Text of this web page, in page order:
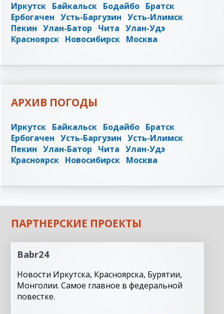
Иркутск Байкальск Бодайбо Братск
Ербогачен Усть-Баргузин Усть-Илимск
Пекин Улан-Батор Чита Улан-Удэ
Красноярск Новосибирск Москва
АРХИВ ПОГОДЫ
Иркутск Байкальск Бодайбо Братск
Ербогачен Усть-Баргузин Усть-Илимск
Пекин Улан-Батор Чита Улан-Удэ
Красноярск Новосибирск Москва
ПАРТНЕРСКИЕ ПРОЕКТЫ
Babr24
Новости Иркутска, Красноярска, Бурятии,
Монголии. Самое главное в федеральной
повестке.